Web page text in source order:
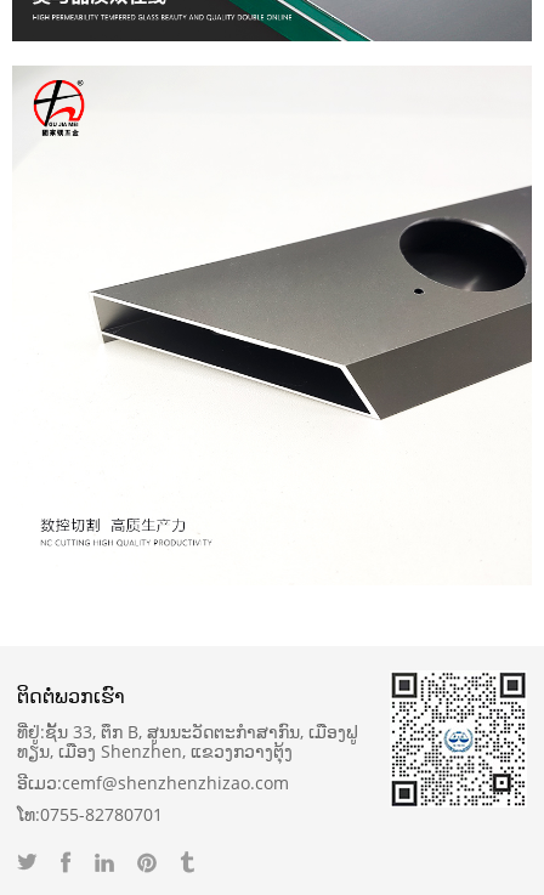
ຕິດ​ຕໍ່​ພວກ​ເຮົາ
ທີ່ຢູ່:ຊັ້ນ 33, ຕຶກ B, ສູນນະວັດຕະກໍາສາກົນ, ເມືອງຟູ
ທຽນ, ເມືອງ Shenzhen, ແຂວງກວາງຕຸ້ງ
ອີເມວ:cemf@shenzhenzhizao.com
ໂທ:0755-82780701